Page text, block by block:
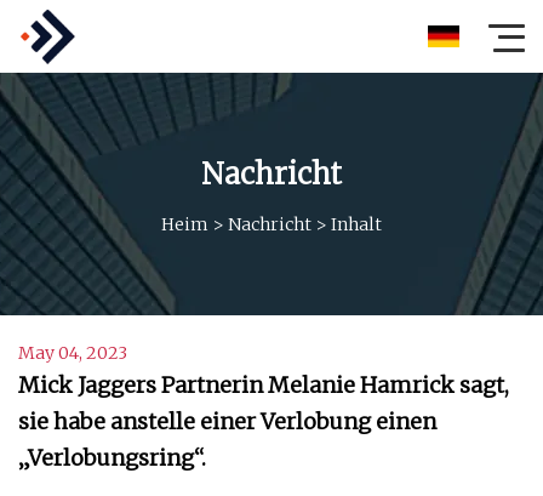
Nachricht
Heim > Nachricht > Inhalt
May 04, 2023
Mick Jaggers Partnerin Melanie Hamrick sagt,
sie habe anstelle einer Verlobung einen
„Verlobungsring“.